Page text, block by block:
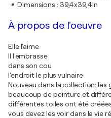
Dimensions : 39,4x39,4in
À propos de l'oeuvre
Elle l'aime
Il l'embrasse
dans son cou
l'endroit le plus vulnaire
Nouveau dans la collection:
beaucoup de peinture et
différentes toiles ont été
vous devez les voir dans la vie